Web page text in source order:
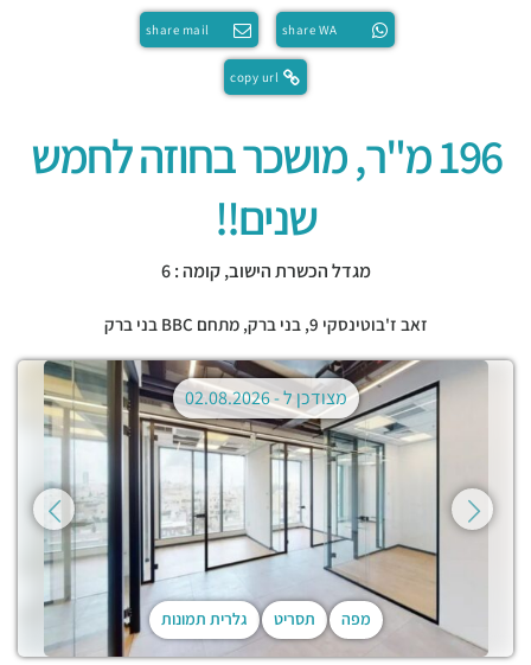
share WA
share mail
copy url
196 מ"ר, מושכר בחוזה לחמש
שנים!!
מגדל הכשרת הישוב, קומה : 6
זאב ז'בוטינסקי 9, בני ברק,מתחם BBC בני ברק
מפה תסריט גלרית תמונות
מצודכן ל -02.08.2026